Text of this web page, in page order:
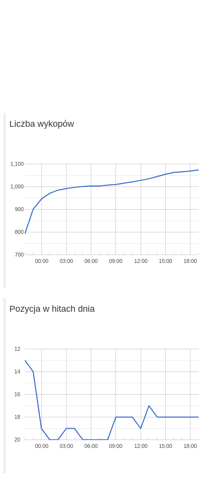
Liczba wykopów
00:00 03:00 06:00 09:00 12:00 15:00 18:00
700
800
900
1,000
1,100
Pozycja w hitach dnia
00:00 03:00 06:00 09:00 12:00 15:00 18:00
12
14
16
18
20